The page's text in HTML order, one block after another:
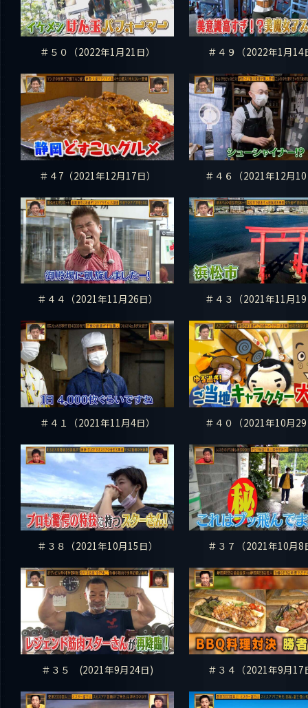
＃５０（2022年1月21日） ＃４９（2022年1月14
＃４7（2021年12月17日） ＃４６（2021年12月
＃４４（2021年11月26日） ＃４３（2021年11月
＃４１（2021年11月4日） ＃４０（2021年10月
＃３８（2021年10月15日） ＃３７（2021年10月8
＃３５ (2021年9月24日) ＃３４（2021年9月17